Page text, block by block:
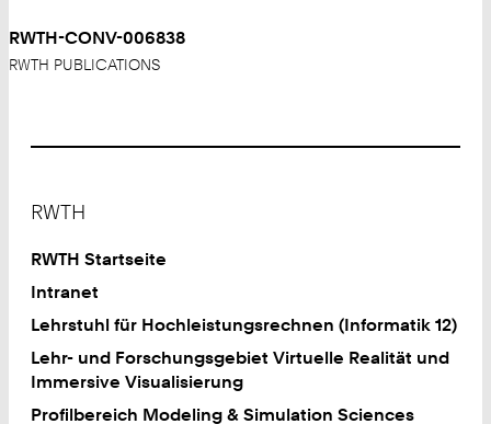
RWTH-CONV-006838
RWTH PUBLICATIONS
RWTH
RWTH Startseite
Intranet
Lehrstuhl für Hochleistungsrechnen (Informatik 12)
Lehr- und Forschungsgebiet Virtuelle Realität und
Immersive Visualisierung
Profilbereich Modeling & Simulation Sciences